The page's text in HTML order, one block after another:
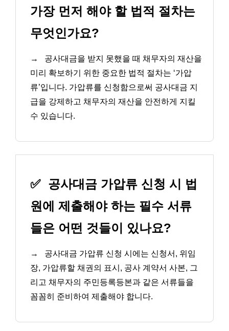
가장 먼저 해야 할 법적 절차는
무엇인가요?
→
공사대금을 받지 못했을 때 채무자의 재산을
미리 확보하기 위한 중요한 법적 절차는 ‘가압
류’입니다. 가압류를 신청함으로써 공사대금 지
급을 강제하고 채무자의 재산을 안전하게 지킬
수 있습니다.
✅ 공사대금 가압류 신청 시 법
원에 제출해야 하는 필수 서류
들은 어떤 것들이 있나요?
→
공사대금 가압류 신청 시에는 신청서, 위임
장, 가압류할 채권의 표시, 공사 계약서 사본, 그
리고 채무자의 주민등록등본과 같은 서류들을
꼼꼼히 준비하여 제출해야 합니다.